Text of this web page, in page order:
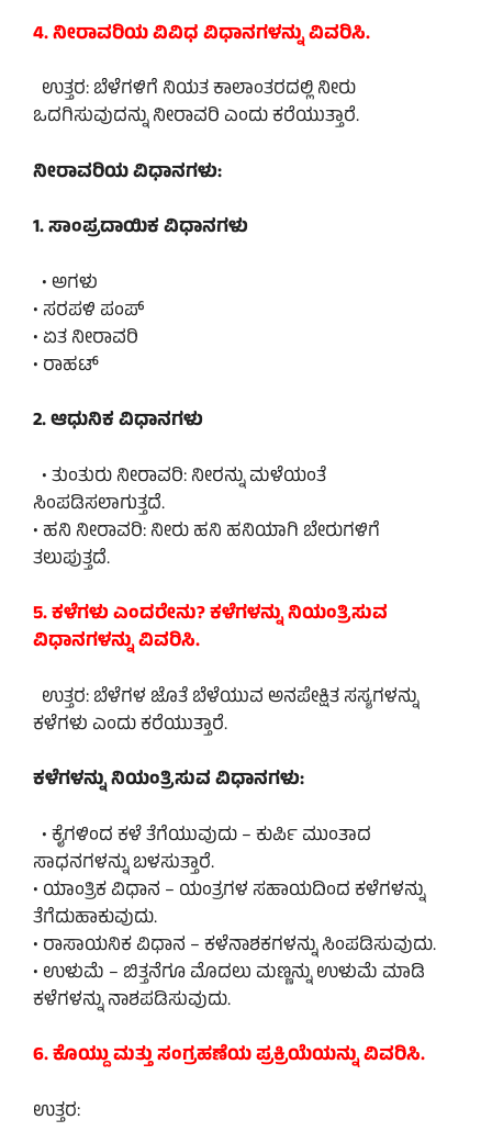
4. ನೀರಾವರಿಯ ವಿವಿಧ ವಿಧಾನಗಳನ್ನು ವಿವರಿಸಿ.
ಉತ್ತರ: ಬೆಳೆಗಳಿಗೆ ನಿಯತ ಕಾಲಾಂತರದಲ್ಲಿ ನೀರು
ಒದಗಿಸುವುದನ್ನು ನೀರಾವರಿ ಎಂದು ಕರೆಯುತ್ತಾರೆ.
ನೀರಾವರಿಯ ವಿಧಾನಗಳು:
1. ಸಾಂಪ್ರದಾಯಿಕ ವಿಧಾನಗಳು
• ಅಗಳು
• ಸರಪಳಿ ಪಂಪ್
• ಏತ ನೀರಾವರಿ
• ರಾಹಟ್
2. ಆಧುನಿಕ ವಿಧಾನಗಳು
• ತುಂತುರು ನೀರಾವರಿ: ನೀರನ್ನು ಮಳೆಯಂತೆ
ಸಿಂಪಡಿಸಲಾಗುತ್ತದೆ.
• ಹನಿ ನೀರಾವರಿ: ನೀರು ಹನಿ ಹನಿಯಾಗಿ ಬೇರುಗಳಿಗೆ
ತಲುಪುತ್ತದೆ.
5. ಕಳೆಗಳು ಎಂದರೇನು? ಕಳೆಗಳನ್ನು ನಿಯಂತ್ರಿಸುವ
ವಿಧಾನಗಳನ್ನು ವಿವರಿಸಿ.
ಉತ್ತರ: ಬೆಳೆಗಳ ಜೊತೆ ಬೆಳೆಯುವ ಅನಪೇಕ್ಷಿತ ಸಸ್ಯಗಳನ್ನು
ಕಳೆಗಳು ಎಂದು ಕರೆಯುತ್ತಾರೆ.
ಕಳೆಗಳನ್ನು ನಿಯಂತ್ರಿಸುವ ವಿಧಾನಗಳು:
• ಕೈಗಳಿಂದ ಕಳೆ ತೆಗೆಯುವುದು – ಕುರ್ಪಿ ಮುಂತಾದ
ಸಾಧನಗಳನ್ನು ಬಳಸುತ್ತಾರೆ.
• ಯಾಂತ್ರಿಕ ವಿಧಾನ – ಯಂತ್ರಗಳ ಸಹಾಯದಿಂದ ಕಳೆಗಳನ್ನು
ತೆಗೆದುಹಾಕುವುದು.
• ರಾಸಾಯನಿಕ ವಿಧಾನ – ಕಳೆನಾಶಕಗಳನ್ನು ಸಿಂಪಡಿಸುವುದು.
• ಉಳುಮೆ – ಬಿತ್ತನೆಗೂ ಮೊದಲು ಮಣ್ಣನ್ನು ಉಳುಮೆ ಮಾಡಿ
ಕಳೆಗಳನ್ನು ನಾಶಪಡಿಸುವುದು.
6. ಕೊಯ್ದು ಮತ್ತು ಸಂಗ್ರಹಣೆಯ ಪ್ರಕ್ರಿಯೆಯನ್ನು ವಿವರಿಸಿ.
ಉತ್ತರ: